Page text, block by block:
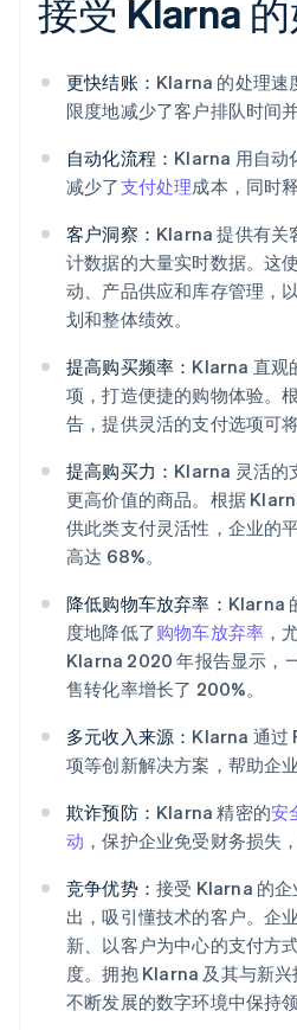
接受 Klarna
更快结账： Klarna 的处理速
限度地减少了客户排队时间
自动化流程： Klarna 用自动
减少了支付处理成本，同时
客户洞察： Klarna 提供有关
计数据的大量实时数据。这
动、产品供应和库存管理，
划和整体绩效。
提高购买频率： Klarna 直观
项，打造便捷的购物体验。
告，提供灵活的支付选项可
提高购买力： Klarna 灵活的
更高价值的商品。根据
供此类支付灵活性，企业的
高达 68%。
降低购物车放弃率： Klarna
度地降低了购物车放弃率 ，
Klarna 2020 年报告显示，
售转化率增长了 200%。
多元收入来源： Klarna 通过
项等创新解决方案，帮助企
欺诈预防： Klarna 精密的安
动 ，保护企业免受财务损失
竞争优势： 接受 Klarna 的
出，吸引懂技术的客户。企
新、以客户为中心的支付方
度。拥抱 Klarna 及其与新
不断发展的数字环境中保持领